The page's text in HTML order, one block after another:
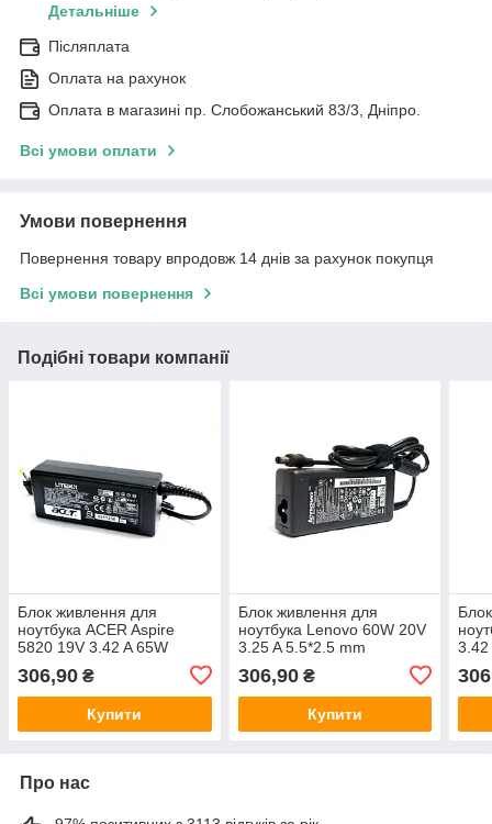
Детальніше
Післяплата
Оплата на рахунок
Оплата в магазині пр. Слобожанський 83/3, Дніпро.
Всі умови оплати
Умови повернення
Повернення товару впродовж 14 днів за рахунок покупця
Всі умови повернення
Подібні товари компанії
Блок живлення для
ноутбука ACER Aspire
5820 19V 3.42 A 65W
306,90 ₴
Купити
Блок живлення для
ноутбука Lenovo 60W 20V
3.25 A 5.5*2.5 mm
306,90₴
Купити
3.42
Про нас